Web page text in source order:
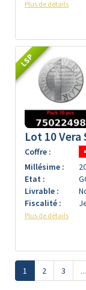
Plus de détails
LSP
Lot 10 Vera
Coffre :
Millésime :
Etat :
Livrable :
Fiscalité :
Plus de détails
1 2 3 ...